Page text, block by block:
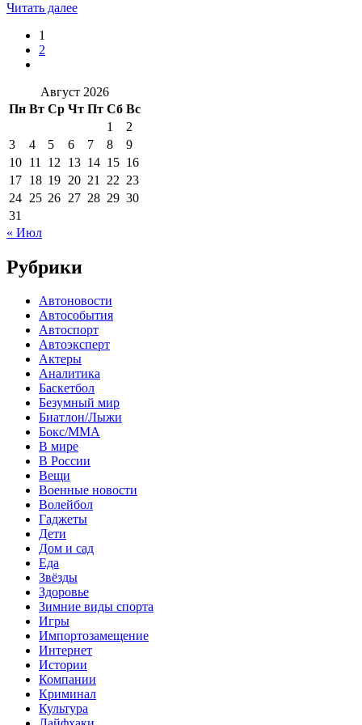
Читать далее
1
2
Август 2026
Пн Вт Ср Чт Пт Сб Вс
1
2
3
4 5 6 7 8
9
10 11 12 13 14 15 16
17 18 19 20 21 22 23
24 25 26 27 28 29 30
31
« Июл
Рубрики
Автоновости
Автособытия
Автоспорт
Автоэксперт
Актеры
Аналитика
Баскетбол
Безумный мир
Биатлон/Лыжи
Бокс/MMA
В мире
В России
Вещи
Военные новости
Волейбол
Гаджеты
Дети
Дом и сад
Еда
Звёзды
Здоровье
Зимние виды спорта
Игры
Импортозамещение
Интернет
Истории
Компании
Криминал
Культура